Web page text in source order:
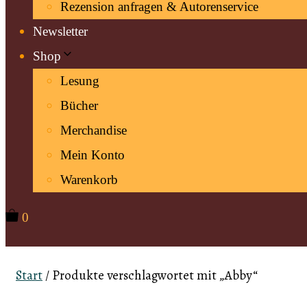
Rezension anfragen & Autorenservice
Newsletter
Shop
Lesung
Bücher
Merchandise
Mein Konto
Warenkorb
0
Start/ Produkte verschlagwortet mit „Abby“